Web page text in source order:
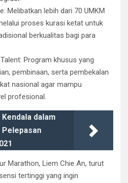
Melibatkan lebih dari 70 UMKM
proses kurasi ketat untuk
berkualitas bagi para
Program khusus yang
pembinaan, serta pembekalan
nasional agar mampu
profesional.
Kendala dalam
Marathon, Liem Chie An, turut
tertinggi yang ingin